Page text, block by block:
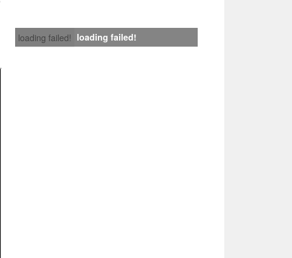
loading failed! loading failed!